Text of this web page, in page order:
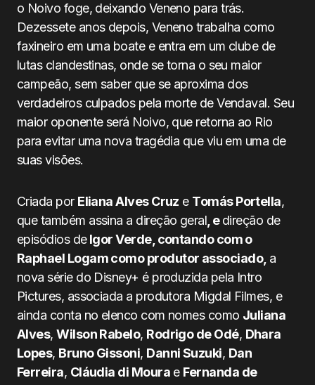
o Noivo foge, deixando Veneno para trás.
Dezessete anos depois, Veneno trabalha como
faxineiro em uma boate e entra em um clube de
lutas clandestinas, onde se torna o seu maior
campeão, sem saber que se aproxima dos
verdadeiros culpados pela morte de Vendaval. Seu
maior oponente será Noivo, que retorna ao Rio
para evitar uma nova tragédia que viu em uma de
suas visões.
Criada por Eliana Alves Cruz e Tomás Portella,
que também assina a direção geral , edireção de
episódios deIgor Verde, contando com o
Raphael Logam como produtor associado, a
nova série do Disney+ é produzida pela Intro
Pictures, associada a produtora Migdal Filmes, e
ainda conta no elenco com nomes como Juliana
Alves,Wilson Rabelo, Rodrigo de Odé, Dhara
Lopes, Bruno Gissoni, Danni Suzuki, Dan
Ferreira, Cláudia di Mourae Fernanda de